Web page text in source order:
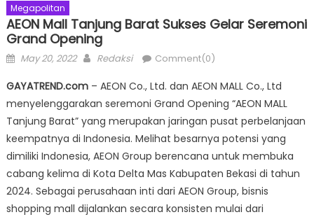
Megapolitan
AEON Mall Tanjung Barat Sukses Gelar Seremoni
Grand Opening
Posted
May 20, 2022 Author
Redaksi Comment(0)
GAYATREND.com– AEON Co., Ltd. dan AEON MALL Co., Ltd
menyelenggarakan seremoni Grand Opening “AEON MALL
Tanjung Barat” yang merupakan jaringan pusat perbelanjaan
keempatnya di Indonesia. Melihat besarnya potensi yang
dimiliki Indonesia, AEON Group berencana untuk membuka
cabang kelima di Kota Delta Mas Kabupaten Bekasi di tahun
2024. Sebagai perusahaan inti dari AEON Group, bisnis
shopping mall dijalankan secara konsisten mulai dari